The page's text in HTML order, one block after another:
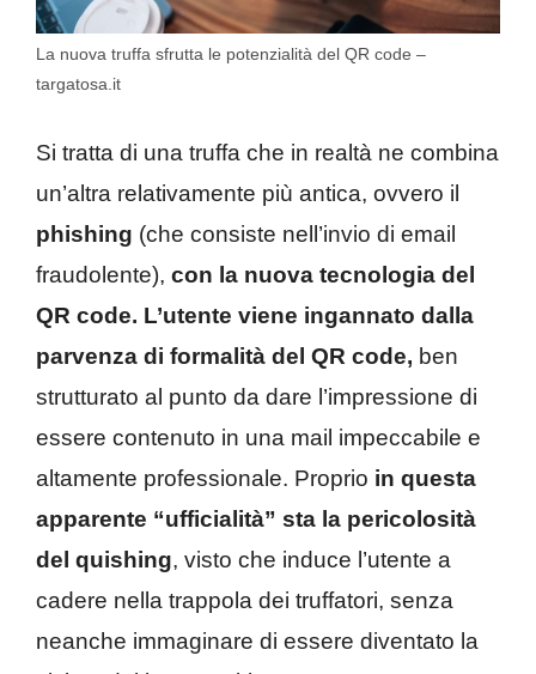
La nuova truffa sfrutta le potenzialità del QR code –
targatosa.it
Si tratta di una truffa che in realtà ne combina
un’altra relativamente più antica, ovvero il
phishing (che consiste nell’invio di email
fraudolente), con la nuova tecnologia del
QR code. L’utente viene ingannato dalla
parvenza di formalità del QR code, ben
strutturato al punto da dare l’impressione di
essere contenuto in una mail impeccabile e
altamente professionale. Proprio in questa
apparente “ufficialità” sta la pericolosità
del quishing, visto che induce l’utente a
cadere nella trappola dei truffatori, senza
neanche immaginare di essere diventato la